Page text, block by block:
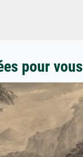
pour vous